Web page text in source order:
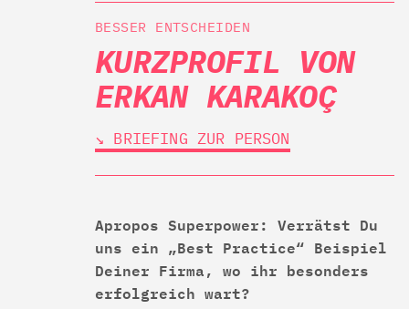
BESSER ENTSCHEIDEN
KURZPROFIL VON
ERKAN KARAKOÇ
↘︎ BRIEFING ZUR PERSON
Apropos Superpower: Verrätst Du
uns ein „Best Practice“ Beispiel
Deiner Firma, wo ihr besonders
erfolgreich wart?